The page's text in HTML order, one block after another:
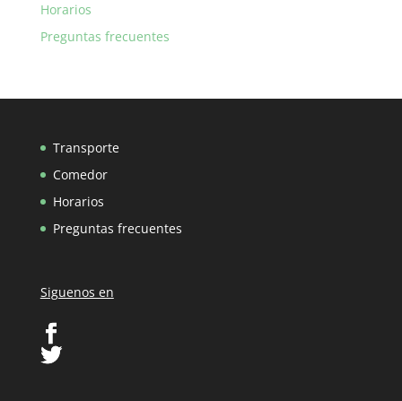
Horarios
Preguntas frecuentes
Transporte
Comedor
Horarios
Preguntas frecuentes
Siguenos en